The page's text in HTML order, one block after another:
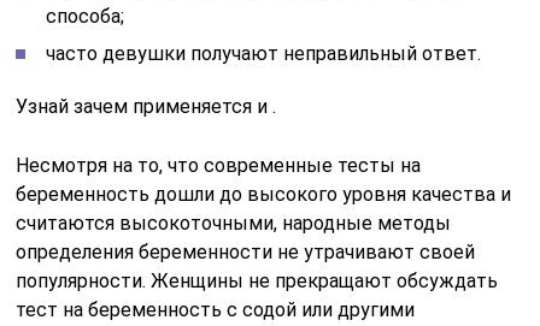
способа;
часто девушки получают неправильный ответ.
Узнай зачем применяется и .
Несмотря на то, что современные тесты на
беременность дошли до высокого уровня качества и
считаются высокоточными, народные методы
определения беременности не утрачивают своей
популярности. Женщины не прекращают обсуждать
тест на беременность с содой или другими